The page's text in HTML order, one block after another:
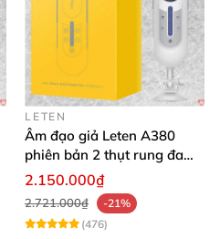
LETEN
Âm đạo giả Leten A380
phiên bản 2 thụt rung đa
chế độ, siêu mềm
2.150.000₫
2.721.000₫
-21%
(476)